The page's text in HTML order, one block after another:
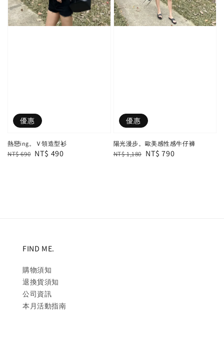
優惠
熱戀ing。Ｖ領造型衫
Regular
NT$ 690 Sale
NT$ 490
優惠
陽光漫步。歐美感性感牛仔褲
Regular
NT$ 1,180 Sale
NT$ 790
FIND ME.
購物須知
退換貨須知
公司資訊
本月活動指南